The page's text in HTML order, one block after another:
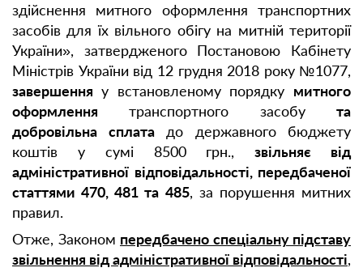
здійснення митного оформлення транспортних
засобів для їх вільного обігу на митній території
України», затвердженого Постановою Кабінету
Міністрів України від 12 грудня 2018 року №1077,
завершення у встановленому порядку митного
оформлення транспортного засобу та
добровільна сплатадо державного бюджету
коштів у сумі 8500 грн.,звільняє від
адміністративної відповідальності, передбаченої
статтями 470, 481 та 485, за порушення митних
правил.
Отже, Законом передбачено спеціальну підставу
звільнення від адміністративної відповідальності,